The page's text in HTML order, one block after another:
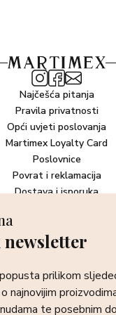
Najčešća pitanja
Pravila privatnosti
Opći uvjeti poslovanja
Martimex Loyalty Card
Poslovnice
Povrat i reklamacija
Dostava i isporuka
akcijskim i
događanjima.
prilikom
najnovijim
te posebnim